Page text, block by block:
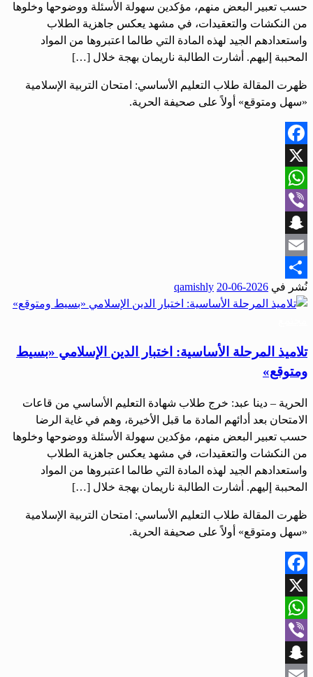
حسب تعبير البعض منهم، مؤكدين سهولة الأسئلة ووضوحها وخلوها
من النكشات والتعقيدات، في مشهد يعكس جاهزية الطلاب
واستعدادهم الجيد لهذه المادة التي طالما اعتبروها من المواد
المحببة إليهم. أشارت الطالبة ناريمان بهجة خلال […]
ظهرت المقالة طلاب التعليم الأساسي: امتحان التربية الإسلامية
«سهل ومتوقع» أولاً على صحيفة الحرية.
Facebook
X
WhatsApp
Viber
Snapchat
Email
Share
نُشر في 2026-06-20
qamishly
تلاميذ المرحلة الأساسية: اختبار الدين الإسلامي «بسيط
ومتوقع»
الحرية – دينا عبد: خرج طلاب شهادة التعليم الأساسي من قاعات
الامتحان بعد أدائهم المادة ما قبل الأخيرة، وهم في غاية الرضا
حسب تعبير البعض منهم، مؤكدين سهولة الأسئلة ووضوحها وخلوها
من النكشات والتعقيدات، في مشهد يعكس جاهزية الطلاب
واستعدادهم الجيد لهذه المادة التي طالما اعتبروها من المواد
المحببة إليهم. أشارت الطالبة ناريمان بهجة خلال […]
ظهرت المقالة طلاب التعليم الأساسي: امتحان التربية الإسلامية
«سهل ومتوقع» أولاً على صحيفة الحرية.
Facebook
X
WhatsApp
Viber
Snapchat